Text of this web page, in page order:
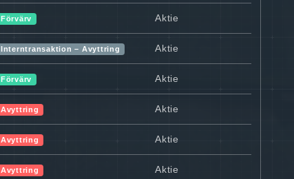
Förvärv Aktie
Interntransaktion – Avyttring Aktie
Förvärv Aktie
Avyttring Aktie
Avyttring Aktie
Avyttring Aktie